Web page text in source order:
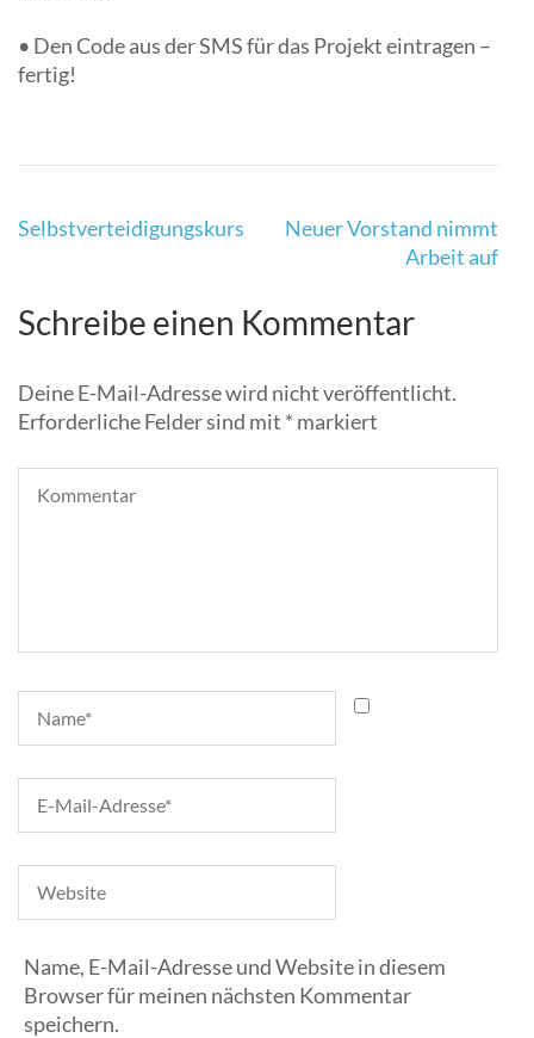
• Den Code aus der SMS für das Projekt eintragen –
fertig!
Beitragsnavigation
Selbstverteidigungskurs
Neuer Vorstand nimmt
Arbeit auf
Schreibe einen Kommentar
Deine E-Mail-Adresse wird nicht veröffentlicht.
Erforderliche Felder sind mit * markiert
Name, E-Mail-Adresse und Website in diesem
Browser für meinen nächsten Kommentar
speichern.